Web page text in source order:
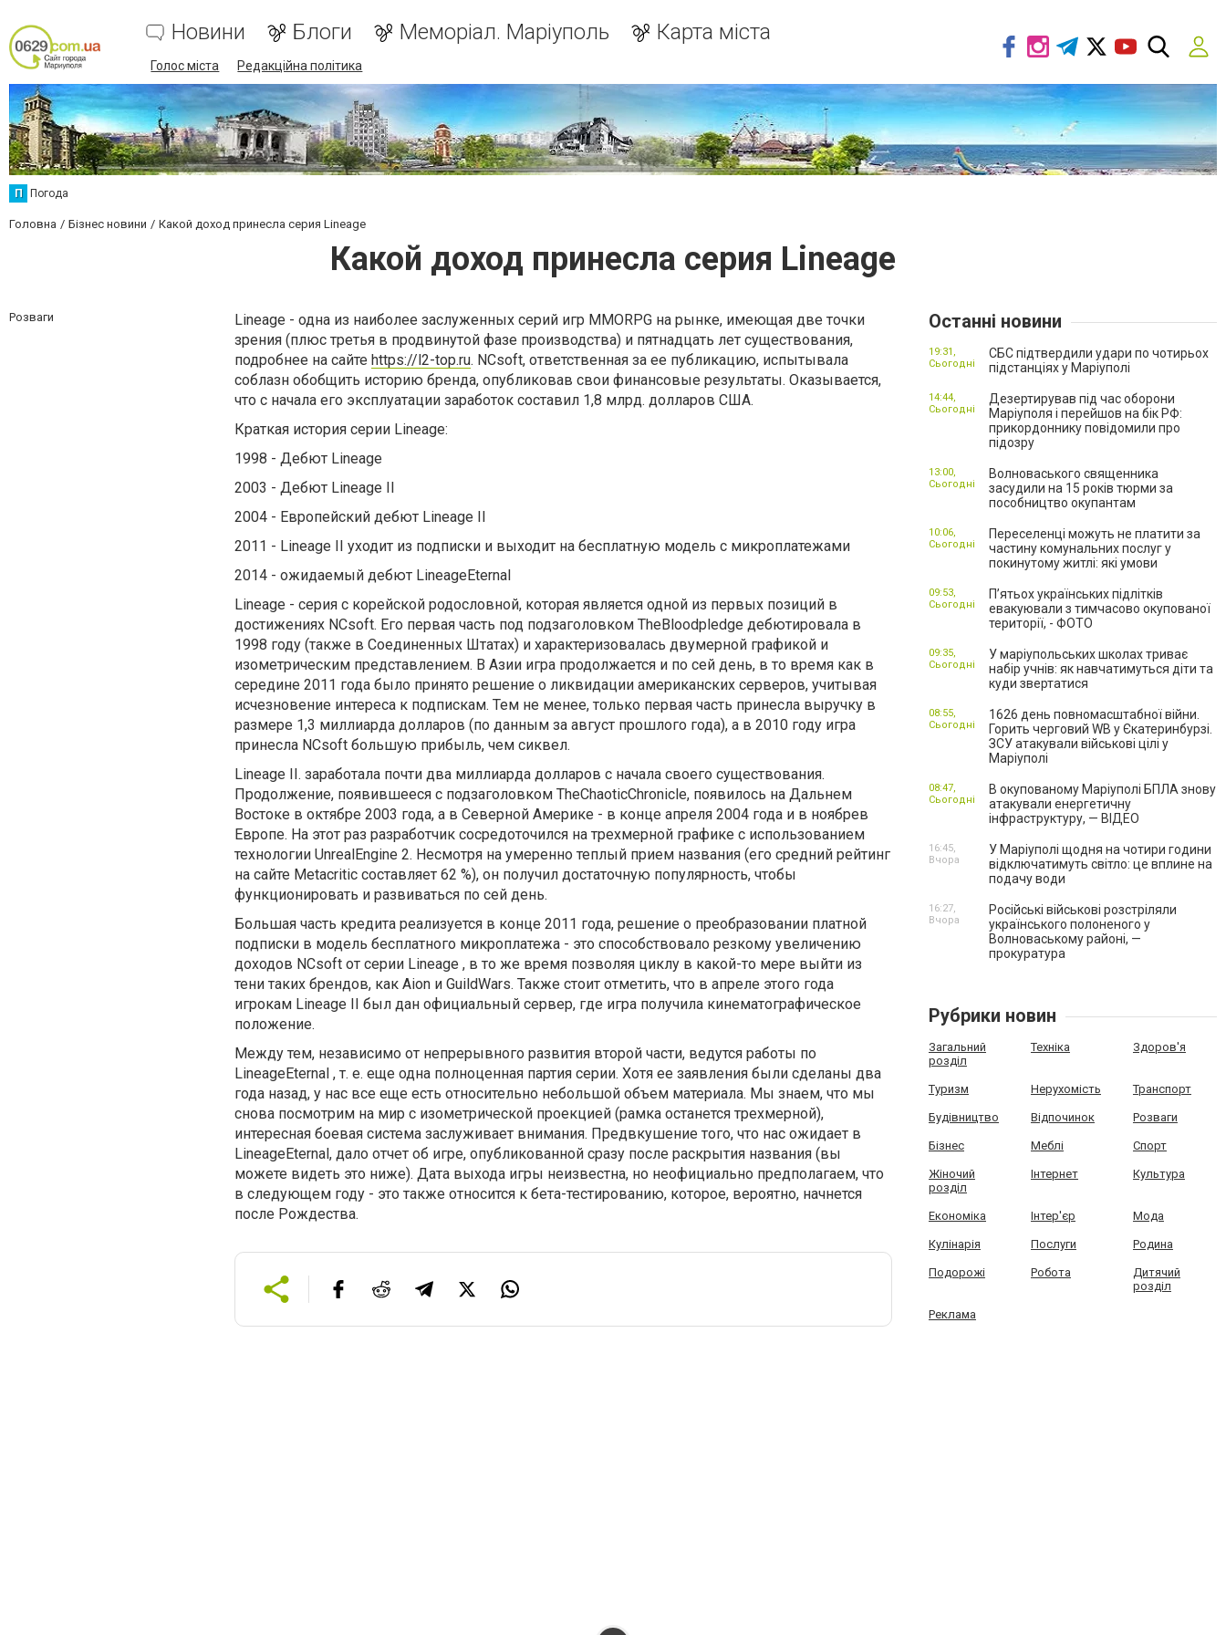
Новини Блоги Меморіал. Маріуполь Карта міста
Голос міста Редакційна політика
П Погода
Головна Бізнес новини Какой доход принесла серия Lineage
Какой доход принесла серия Lineage
Розваги
Lineage - одна из наиболее заслуженных серий игр MMORPG на рынке, имеющая две точки
зрения (плюс третья в продвинутой фазе производства) и пятнадцать лет существования,
подробнее на сайте https://l2-top.ru. NCsoft, ответственная за ее публикацию, испытывала
соблазн обобщить историю бренда, опубликовав свои финансовые результаты. Оказывается,
что с начала его эксплуатации заработок составил 1,8 млрд. долларов США.
Краткая история серии Lineage:
1998 - Дебют Lineage
2003 - Дебют Lineage II
2004 - Европейский дебют Lineage II
2011 - Lineage II уходит из подписки и выходит на бесплатную модель с микроплатежами
2014 - ожидаемый дебют LineageEternal
Lineage - серия с корейской родословной, которая является одной из первых позиций в
достижениях NCsoft. Его первая часть под подзаголовком TheBloodpledge дебютировала в
1998 году (также в Соединенных Штатах) и характеризовалась двумерной графикой и
изометрическим представлением. В Азии игра продолжается и по сей день, в то время как в
середине 2011 года было принято решение о ликвидации американских серверов, учитывая
исчезновение интереса к подпискам. Тем не менее, только первая часть принесла выручку в
размере 1,3 миллиарда долларов (по данным за август прошлого года), а в 2010 году игра
принесла NCsoft большую прибыль, чем сиквел.
Lineage II. заработала почти два миллиарда долларов с начала своего существования.
Продолжение, появившееся с подзаголовком TheChaoticChronicle, появилось на Дальнем
Востоке в октябре 2003 года, а в Северной Америке - в конце апреля 2004 года и в ноябрев
Европе. На этот раз разработчик сосредоточился на трехмерной графике с использованием
технологии UnrealEngine 2. Несмотря на умеренно теплый прием названия (его средний рейтинг
на сайте Metacritic составляет 62 %), он получил достаточную популярность, чтобы
функционировать и развиваться по сей день.
Большая часть кредита реализуется в конце 2011 года, решение о преобразовании платной
подписки в модель бесплатного микроплатежа - это способствовало резкому увеличению
доходов NCsoft от серии Lineage , в то же время позволяя циклу в какой-то мере выйти из
тени таких брендов, как Aion и GuildWars. Также стоит отметить, что в апреле этого года
игрокам Lineage II был дан официальный сервер, где игра получила кинематографическое
положение.
Между тем, независимо от непрерывного развития второй части, ведутся работы по
LineageEternal , т. е. еще одна полноценная партия серии. Хотя ее заявления были сделаны два
года назад, у нас все еще есть относительно небольшой объем материала. Мы знаем, что мы
снова посмотрим на мир с изометрической проекцией (рамка останется трехмерной),
интересная боевая система заслуживает внимания. Предвкушение того, что нас ожидает в
LineageEternal, дало отчет об игре, опубликованной сразу после раскрытия названия (вы
можете видеть это ниже). Дата выхода игры неизвестна, но неофициально предполагаем, что
в следующем году - это также относится к бета-тестированию, которое, вероятно, начнется
после Рождества.
Останні новини
СБС підтвердили удари по чотирьох
підстанціях у Маріуполі
19:31,
Сьогодні
Дезертирував під час оборони
Маріуполя і перейшов на бік РФ:
прикордоннику повідомили про
підозру
14:44,
Сьогодні
Волноваського священника
засудили на 15 років тюрми за
пособництво окупантам
13:00,
Сьогодні
Переселенці можуть не платити за
частину комунальних послуг у
покинутому житлі: які умови
10:06,
Сьогодні
П’ятьох українських підлітків
евакуювали з тимчасово окупованої
території, - ФОТО
09:53,
Сьогодні
У маріупольських школах триває
набір учнів: як навчатимуться діти та
куди звертатися
09:35,
Сьогодні
1626 день повномасштабної війни.
Горить черговий WB у Єкатеринбурзі.
ЗСУ атакували військові цілі у
Маріуполі
08:55,
Сьогодні
В окупованому Маріуполі БПЛА знову
атакували енергетичну
інфраструктуру, — ВІДЕО
08:47,
Сьогодні
У Маріуполі щодня на чотири години
відключатимуть світло: це вплине на
подачу води
16:45,
Вчора
Російські військові розстріляли
українського полоненого у
Волноваському районі, —
прокуратура
16:27,
Вчора
Рубрики новин
Загальний
розділ
Техніка Здоров'я
Туризм Нерухомість Транспорт
Будівництво Відпочинок Розваги
Бізнес Меблі Спорт
Жіночий
розділ
Інтернет Культура
Економіка Інтер'єр Мода
Кулінарія Послуги Родина
Подорожі Робота
Дитячий
розділ
Реклама